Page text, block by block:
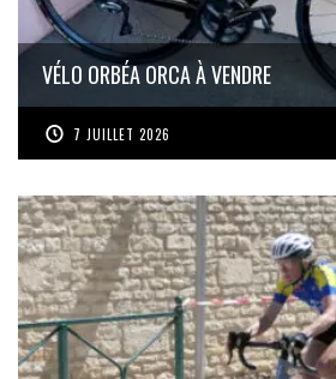
VÉLO ORBÉA ORCA À VENDRE
7 JUILLET 2026